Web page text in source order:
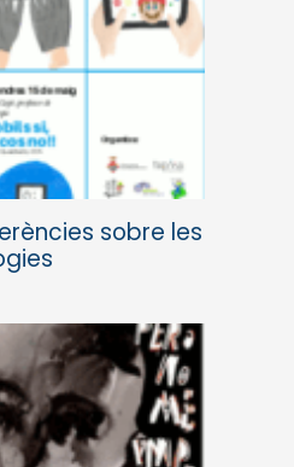
sobre les